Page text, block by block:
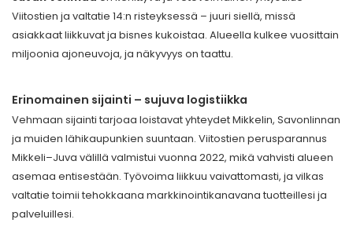
Viitostien ja valtatie 14:n risteyksessä – juuri siellä, missä
asiakkaat liikkuvat ja bisnes kukoistaa. Alueella kulkee vuosittain
miljoonia ajoneuvoja, ja näkyvyys on taattu.
Erinomainen sijainti – sujuva logistiikka
Vehmaan sijainti tarjoaa loistavat yhteydet Mikkelin, Savonlinnan
ja muiden lähikaupunkien suuntaan. Viitostien perusparannus
Mikkeli–Juva välillä valmistui vuonna 2022, mikä vahvisti alueen
asemaa entisestään. Työvoima liikkuu vaivattomasti, ja vilkas
valtatie toimii tehokkaana markkinointikanavana tuotteillesi ja
palveluillesi.